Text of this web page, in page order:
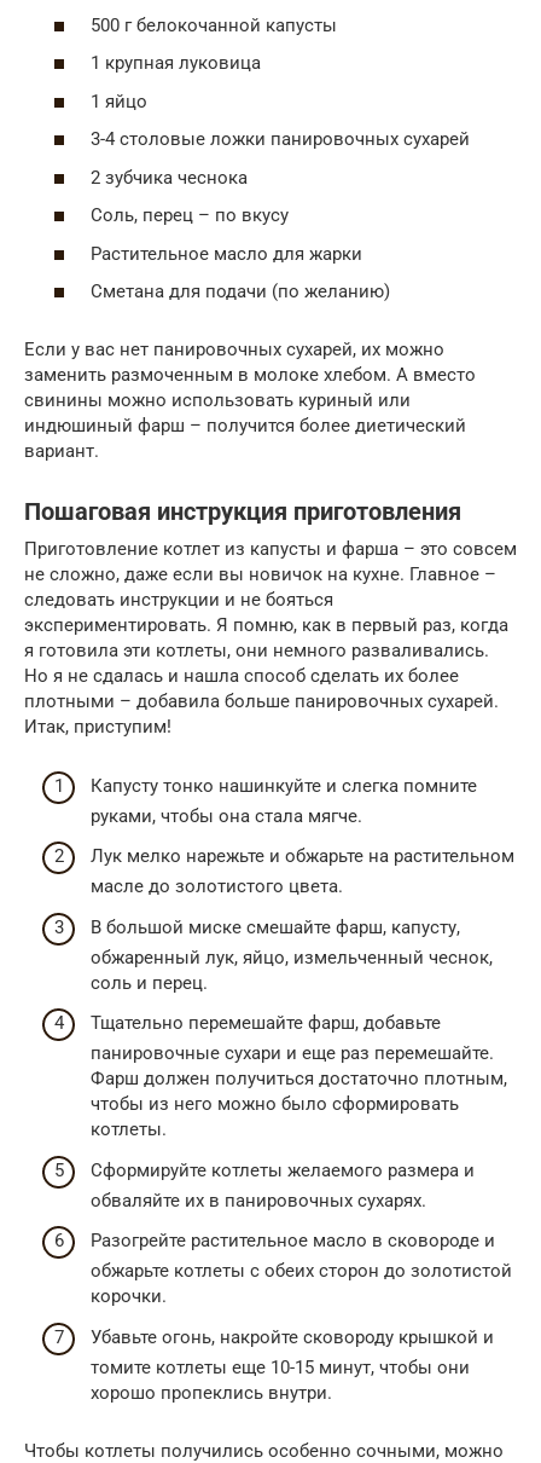
500 г белокочанной капусты
1 крупная луковица
1 яйцо
3-4 столовые ложки панировочных сухарей
2 зубчика чеснока
Соль, перец – по вкусу
Растительное масло для жарки
Сметана для подачи (по желанию)
Если у вас нет панировочных сухарей, их можно
заменить размоченным в молоке хлебом. А вместо
свинины можно использовать куриный или
индюшиный фарш – получится более диетический
вариант.
Пошаговая инструкция приготовления
Приготовление котлет из капусты и фарша – это совсем
не сложно, даже если вы новичок на кухне. Главное –
следовать инструкции и не бояться
экспериментировать. Я помню, как в первый раз, когда
я готовила эти котлеты, они немного разваливались.
Но я не сдалась и нашла способ сделать их более
плотными – добавила больше панировочных сухарей.
Итак, приступим!
Капусту тонко нашинкуйте и слегка помните
руками, чтобы она стала мягче.
Лук мелко нарежьте и обжарьте на растительном
масле до золотистого цвета.
В большой миске смешайте фарш, капусту,
обжаренный лук, яйцо, измельченный чеснок,
соль и перец.
Тщательно перемешайте фарш, добавьте
панировочные сухари и еще раз перемешайте.
Фарш должен получиться достаточно плотным,
чтобы из него можно было сформировать
котлеты.
Сформируйте котлеты желаемого размера и
обваляйте их в панировочных сухарях.
Разогрейте растительное масло в сковороде и
обжарьте котлеты с обеих сторон до золотистой
корочки.
Убавьте огонь, накройте сковороду крышкой и
томите котлеты еще 10-15 минут, чтобы они
хорошо пропеклись внутри.
Чтобы котлеты получились особенно сочными, можно